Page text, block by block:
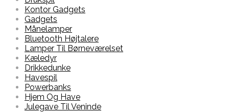
Kontor Gadgets
Gadgets
Månelamper
Bluetooth Højtalere
Lamper Til Børneværelset
Kæledyr
Drikkedunke
Havespil
Powerbanks
Hjem Og Have
Julegave Til Veninde